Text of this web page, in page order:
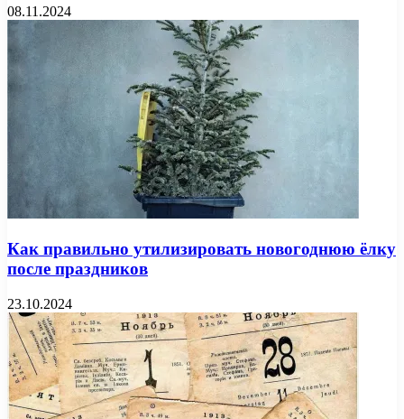
08.11.2024
Как правильно утилизировать новогоднюю ёлку
после праздников
23.10.2024